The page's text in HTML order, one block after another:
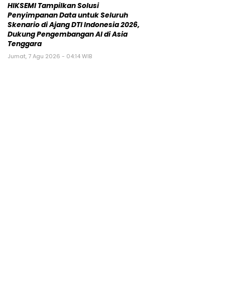
HIKSEMI Tampilkan Solusi
Penyimpanan Data untuk Seluruh
Skenario di Ajang DTI Indonesia 2026,
Dukung Pengembangan AI di Asia
Tenggara
Jumat, 7 Agu 2026 - 04:14 WIB